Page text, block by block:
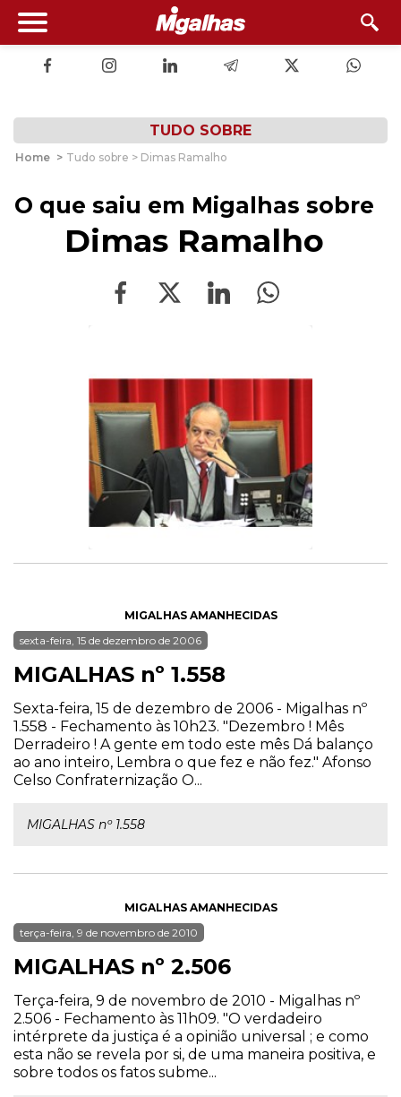
TUDO SOBRE
Home > Tudo sobre > Dimas Ramalho
O que saiu em Migalhas sobre
Dimas Ramalho
MIGALHAS AMANHECIDAS
sexta-feira, 15 de dezembro de 2006
MIGALHAS nº 1.558
Sexta-feira, 15 de dezembro de 2006 - Migalhas nº
1.558 - Fechamento às 10h23. "Dezembro ! Mês
Derradeiro ! A gente em todo este mês Dá balanço
ao ano inteiro, Lembra o que fez e não fez." Afonso
Celso Confraternização O...
MIGALHAS nº 1.558
MIGALHAS AMANHECIDAS
terça-feira, 9 de novembro de 2010
MIGALHAS nº 2.506
Terça-feira, 9 de novembro de 2010 - Migalhas nº
2.506 - Fechamento às 11h09. "O verdadeiro
intérprete da justiça é a opinião universal ; e como
esta não se revela por si, de uma maneira positiva, e
sobre todos os fatos subme...